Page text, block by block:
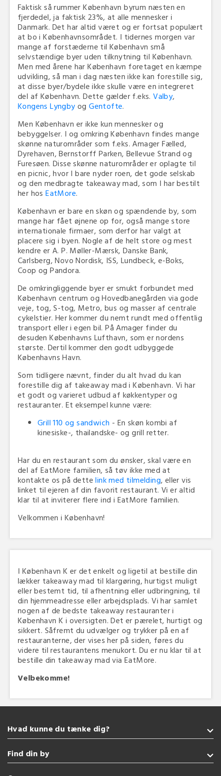
Faktisk så rummer København byrum næsten en
fjerdedel, ja faktisk 23%, at alle mennesker i
Danmark. Det har altid været og er fortsat populært
at bo i Københavnsområdet. I tidernes morgen var
mange af forstæderne til København små
selvstændige byer uden tilknytning til København.
Men med årene har København foretaget en kæmpe
udvikling, så man i dag næsten ikke kan forestille sig,
at disse byer/bydele ikke skulle være en integreret
del af København. Dette gælder f.eks.Valby,
Kongens Lyngby ogGentofte.
Men København er ikke kun mennesker og
bebyggelser. I og omkring København findes mange
skønne naturområder som f.eks. Amager Fælled,
Dyrehaven, Bernstorff Parken, Bellevue Strand og
Furesøen. Disse skønne naturområder er oplagte til
en picnic, hvor I bare nyder roen, det gode selskab
og den medbragte takeaway mad, som I har bestilt
her hosEatMore.
København er bare en skøn og spændende by, som
mange har fået øjnene op for, også mange store
internationale firmaer, som derfor har valgt at
placere sig i byen. Nogle af de helt store og mest
kendre er A. P. Møller-Mærsk, Danske Bank,
Carlsberg, Novo Nordisk, ISS, Lundbeck, e-Boks,
Coop og Pandora.
De omkringliggende byer er smukt forbundet med
København centrum og Hovedbanegården via gode
veje, tog, S-tog, Metro, bus og masser af centrale
cykelstier. Her kommer du nemt rundt med offentlig
transport eller i egen bil. På Amager finder du
desuden Københavns Lufthavn, som er nordens
største. Dertil kommer den godt udbyggede
Københavns Havn.
Som tidligere nævnt, finder du alt hvad du kan
forestille dig af takeaway mad i København. Vi har
et godt og varieret udbud af køkkentyper og
restauranter. Et eksempel kunne være:
Grill 110 og sandwich - En skøn kombi af
kinesiske-, thailandske- og grill retter.
Har du en restaurant som du ønsker, skal være en
del af EatMore familien, så tøv ikke med at
kontakte os på dettelink med tilmelding, eller vis
linket til ejeren af din favorit restaurant. Vi er altid
klar til at inviterer flere ind i EatMore familien.
Velkommen i København!
I København K er det enkelt og ligetil at bestille din
lækker takeaway mad til klargøring, hurtigst muligt
eller bestemt tid, til afhentning eller udbringning, til
din hjemmeadresse eller arbejdsplads. Vi har samlet
nogen af de bedste takeaway restauranter i
København K i oversigten. Det er pærelet, hurtigt og
sikkert. Såfremt du udvælger og trykker på en af
restauranterne, der vises her på siden, føres du
videre til restaurantens menukort. Du er nu klar til at
bestille din takeaway mad via EatMore.
Velbekomme!
Hvad kunne du tænke dig?
Takeaway
Grill
Find din by
Sønderborg